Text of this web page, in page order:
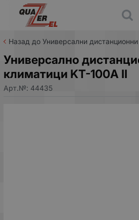
Назад до Универсални
Универсално
климатици KT-100A II
Арт.№: 44435